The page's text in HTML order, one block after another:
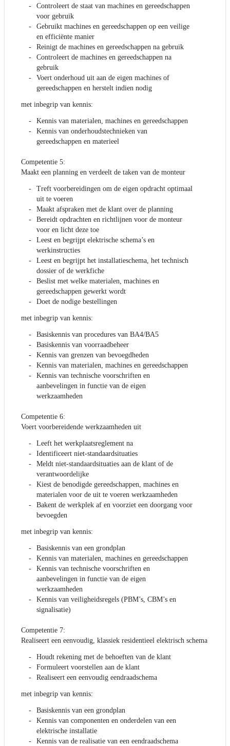
Controleert de staat van machines en gereedschappen
voor gebruik
Gebruikt machines en gereedschappen op een veilige
en efficiënte manier
Reinigt de machines en gereedschappen na gebruik
Controleert de machines en gereedschappen na
gebruik
Voert onderhoud uit aan de eigen machines of
gereedschappen en herstelt indien nodig
met inbegrip van kennis:
Kennis van materialen, machines en gereedschappen
Kennis van onderhoudstechnieken van
gereedschappen en materieel
Competentie 5:
Maakt een planning en verdeelt de taken van de monteur
Treft voorbereidingen om de eigen opdracht optimaal
uit te voeren
Maakt afspraken met de klant over de planning
Bereidt opdrachten en richtlijnen voor de monteur
voor en licht deze toe
Leest en begrijpt elektrische schema’s en
werkinstructies
Leest en begrijpt het installatieschema, het technisch
dossier of de werkfiche
Beslist met welke materialen, machines en
gereedschappen gewerkt wordt
Doet de nodige bestellingen
met inbegrip van kennis:
Basiskennis van procedures van BA4/BA5
Basiskennis van voorraadbeheer
Kennis van grenzen van bevoegdheden
Kennis van materialen, machines en gereedschappen
Kennis van technische voorschriften en
aanbevelingen in functie van de eigen
werkzaamheden
Competentie 6:
Voert voorbereidende werkzaamheden uit
Leeft het werkplaatsreglement na
Identificeert niet-standaardsituaties
Meldt niet-standaardsituaties aan de klant of de
verantwoordelijke
Kiest de benodigde gereedschappen, machines en
materialen voor de uit te voeren werkzaamheden
Bakent de werkplek af en voorziet een doorgang voor
bevoegden
met inbegrip van kennis:
Basiskennis van een grondplan
Kennis van materialen, machines en gereedschappen
Kennis van technische voorschriften en
aanbevelingen in functie van de eigen
werkzaamheden
Kennis van veiligheidsregels (PBM’s, CBM’s en
signalisatie)
Competentie 7:
Realiseert een eenvoudig, klassiek residentieel elektrisch schema
Houdt rekening met de behoeften van de klant
Formuleert voorstellen aan de klant
Realiseert een eenvoudig eendraadschema
met inbegrip van kennis:
Basiskennis van een grondplan
Kennis van componenten en onderdelen van een
elektrische installatie
Kennis van de realisatie van een eendraadschema